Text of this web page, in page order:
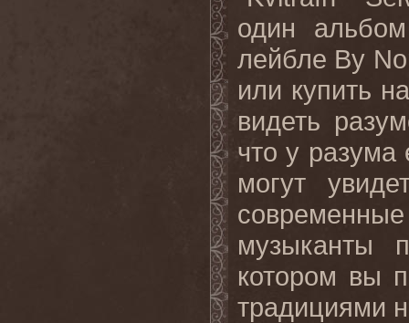
один
лейбле By
или купить
видеть
что у разума
могут
музыканты
котором вы
традициями